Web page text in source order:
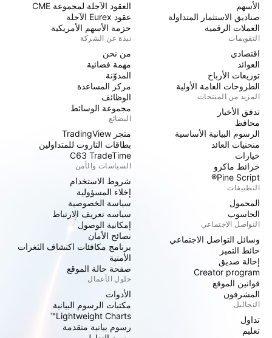
الأسهم
صناديق الاستثمار المتداولة
العملات الرقمية
التقويمات
اقتصادي
العوائد
توزيعات الأرباح
الطروحات العامة الأولية
المزيد من المنتجات
تدفق الأخبار
محافظ
الرسوم البيانية الأساسية
منحنيات العائد
خيارات
خرائط ماكرو
Pine Script®
التطبيقات
المحمول
الحاسوب
التواصل الاجتماعي
وسائل التواصل الاجتماعي
حائط التميز
إحالة صديق
Creator program
قوانين الموقع
المشرفون
التحاليل
تداول
تعليم
العقود الآجلة لمجموعة CME
عقود Eurex الآجلة
حزمة الأسهم الأمريكية
نبذة عن الشركة
من نحن
مهمة فضائية
المدوّنة
مركز المساعدة
الوظائف
مجموعة الوسائط
البضائع
متجر TradingView
بطاقات التاروت للمتداولين
C63 TradeTime
السياسات والأمن
شروط الاستخدام
إخلاء المسؤولية
سياسة الخصوصية
سياسه تعريف الارتباط
إمكانية الوصول
نصائح الأمان
برنامج مكافئات اكتشاف الثغرات
الأمنية
صفحة حالة الموقع
حلول الأعمال
الأدوات
مكتبات الرسوم البيانية
Lightweight Charts™
رسوم بيانية متقدمة